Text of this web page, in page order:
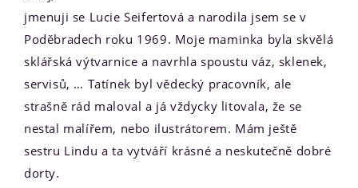
jmenuji se Lucie Seifertová a narodila jsem se v
Poděbradech roku 1969. Moje maminka byla skvělá
sklářská výtvarnice a navrhla spoustu váz, sklenek,
servisů, … Tatínek byl vědecký pracovník, ale
strašně rád maloval a já vždycky litovala, že se
nestal malířem, nebo ilustrátorem. Mám ještě
sestru Lindu a ta vytváří krásné a neskutečně dobré
dorty.